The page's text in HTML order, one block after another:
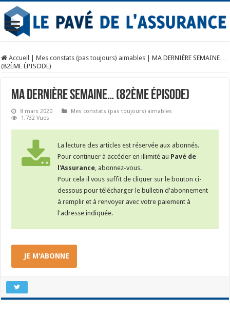
Accueil Mes constats (pas toujours) aimables
MA DERNIÈRE SEMAINE…
(82ÈME ÉPISODE)
MA DERNIÈRE SEMAINE… (82ÈME ÉPISODE)
8 mars 2020
Mes constats (pas toujours) aimables
1,732 Vues
La lecture des articles est réservée aux abonnés.
Pour continuer à accéder en illimité au Pavé de
l'Assurance , abonnez-vous.
Pour cela il vous suffit de cliquer sur le bouton ci-
dessous pour télécharger le bulletin d'abonnement
à remplir et à renvoyer avec votre paiement à
l'adresse indiquée.
JE M'ABONNE